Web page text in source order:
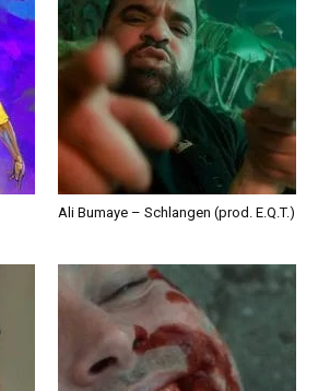
Ali Bumaye – Schlangen (prod. E.Q.T.)